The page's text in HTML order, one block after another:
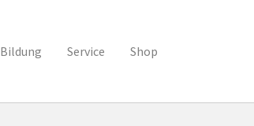
Bildung Service Shop